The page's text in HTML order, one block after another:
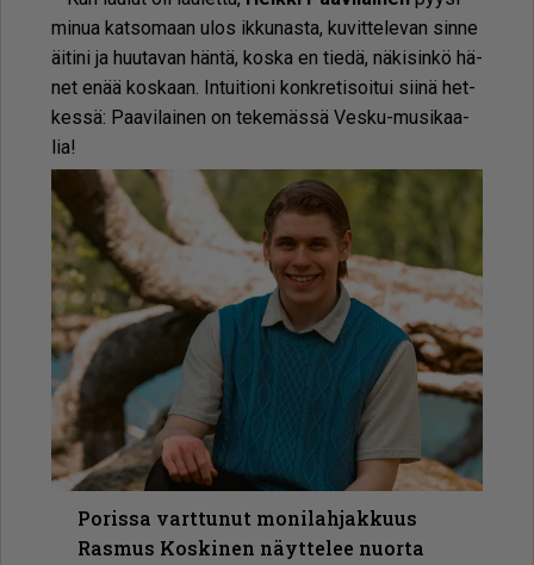
mi­nua kat­so­maan ulos ik­ku­nas­ta, ku­vit­te­le­van sin­ne
äi­ti­ni ja huu­ta­van hän­tä, kos­ka en tie­dä, nä­ki­sin­kö hä­
net enää kos­kaan. In­tui­ti­o­ni konk­re­ti­soi­tui sii­nä het­
kes­sä: Paa­vi­lai­nen on te­ke­mäs­sä Ves­ku-mu­si­kaa­
lia!
Porissa varttunut monilahjakkuus
Rasmus Koskinen näyttelee nuorta